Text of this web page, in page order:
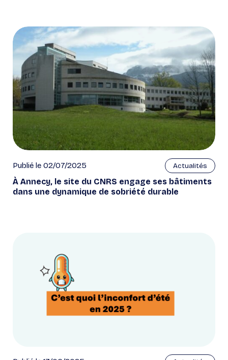
Publié le 02/07/2025 Actualités
À Annecy, le site du CNRS engage ses bâtiments
dans une dynamique de sobriété durable